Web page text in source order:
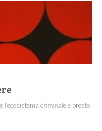
l’ecosistema criminale e presto